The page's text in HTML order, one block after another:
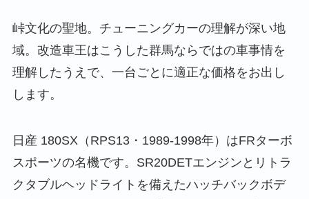
峠文化の聖地。チューニングカーの理解が深い地
域。改造車王はこうした群馬ならではの車事情を
理解したうえで、一台ごとに適正な価格をお出し
します。
日産 180SX（RPS13・1989-1998年）はFRターボ
スポーツの名機です。SR20DETエンジンとリトラ
クタブルヘッドライトを備えたハッチバックボデ